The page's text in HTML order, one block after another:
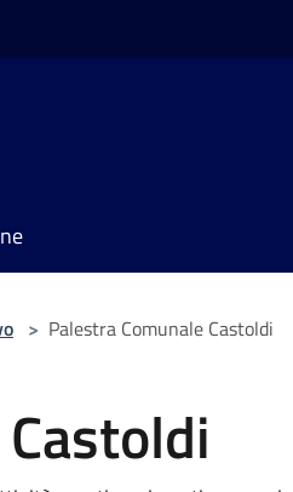
> Palestra Comunale Castoldi